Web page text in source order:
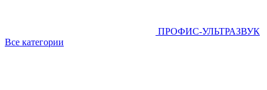
ПРОФИС-УЛЬТРАЗВУК
Все категории